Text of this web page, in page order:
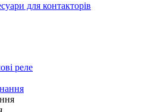
для контакторів
реле